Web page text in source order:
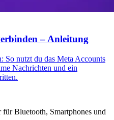
– Anleitung
So nutzt du das Meta Accounts
Nachrichten und ein
Bluetooth, Smartphones und